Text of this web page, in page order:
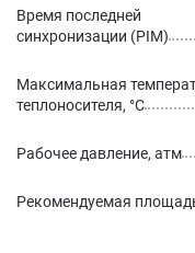
Время последней
синхронизации (PIM)
Максимальная
теплоносителя, °С
Рабочее давление, атм
Рекомендуемая